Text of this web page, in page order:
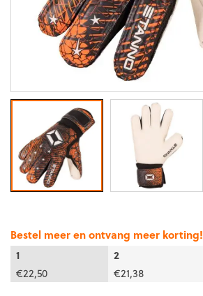
Bestel meer en ontvang meer korting!
1
2
€22,50 €21,38